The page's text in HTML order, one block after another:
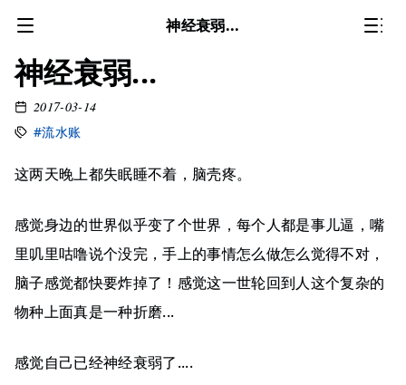
神经衰弱...
神经衰弱...
2017-03-14
#流水账
这两天晚上都失眠睡不着，脑壳疼。
感觉身边的世界似乎变了个世界，每个人都是事儿逼，嘴
里叽里咕噜说个没完，手上的事情怎么做怎么觉得不对，
脑子感觉都快要炸掉了！感觉这一世轮回到人这个复杂的
物种上面真是一种折磨...
感觉自己已经神经衰弱了....